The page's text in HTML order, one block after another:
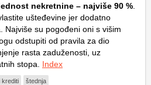
nekretnine – najviše 90 %
ušteđevine jer dodatno
Najviše su pogođeni oni s višim
odstupiti od pravila za dio
rasta zaduženosti, uz
stopa. Index
krediti štednja